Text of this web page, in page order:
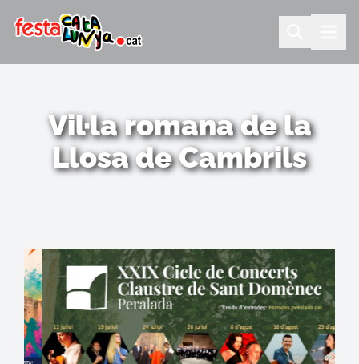
Vil·la romana de la
Llosa de Cambrils